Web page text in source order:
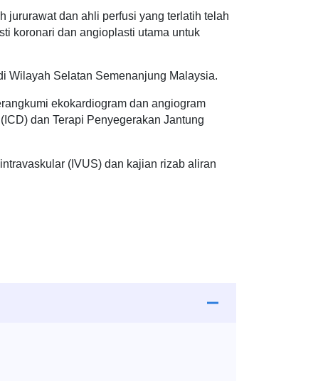
jururawat dan ahli perfusi yang terlatih telah
koronari dan angioplasti utama untuk
Wilayah Selatan Semenanjung Malaysia.
ekokardiogram dan angiogram
dan Terapi Penyegerakan Jantung
(IVUS) dan kajian rizab aliran